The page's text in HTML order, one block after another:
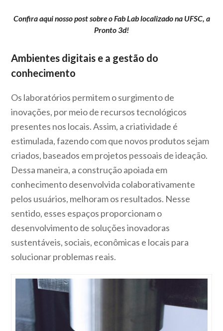
Confira aqui nosso post sobre o Fab Lab localizado na UFSC, a
Pronto 3d!
Ambientes digitais e a gestão do
conhecimento
Os laboratórios permitem o surgimento de
inovações, por meio de recursos tecnológicos
presentes nos locais. Assim, a criatividade é
estimulada, fazendo com que novos produtos sejam
criados, baseados em projetos pessoais de ideação.
Dessa maneira, a construção apoiada em
conhecimento desenvolvida colaborativamente
pelos usuários, melhoram os resultados. Nesse
sentido, esses espaços proporcionam o
desenvolvimento de soluções inovadoras
sustentáveis, sociais, econômicas e locais para
solucionar problemas reais.